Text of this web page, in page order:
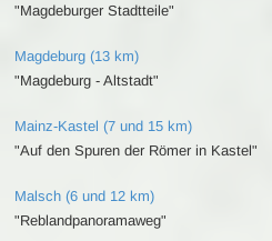
"Magdeburger Stadtteile"
Magdeburg (13 km)
"Magdeburg - Altstadt"
Mainz-Kastel (7 und 15 km)
"Auf den Spuren der Römer in Kastel"
Malsch (6 und 12 km)
"Reblandpanoramaweg"